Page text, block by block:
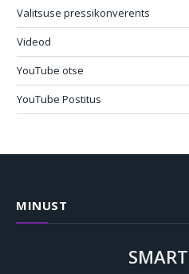
Valitsuse pressikonverents
Videod
YouTube otse
YouTube Postitus
MINUST
SMART